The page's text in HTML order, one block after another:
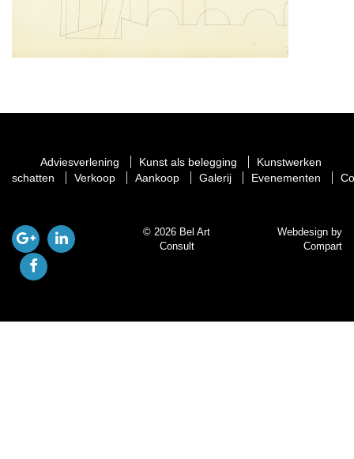
Adviesverlening Kunst als belegging
Kunstwerken
schatten
Verkoop Aankoop Galerij Evenementen
© 2026 Bel Art
Consult
Webdesign by
Compart